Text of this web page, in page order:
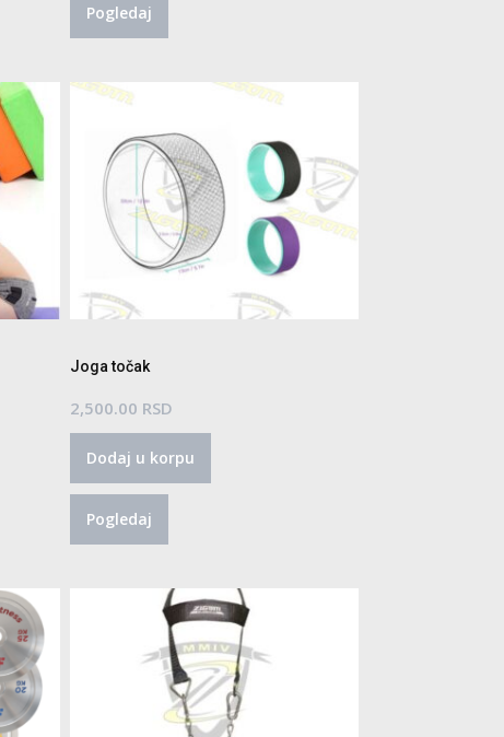
Pogledaj
Joga točak
2,500.00 RSD
Dodaj u korpu
Pogledaj